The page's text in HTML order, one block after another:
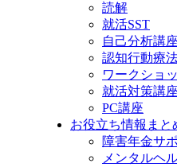
読解
就活SST
自己分析講座
認知行動療
ワークショ
就活対策講座
PC講座
お役立ち情報まと
障害年金サ
メンタルヘ